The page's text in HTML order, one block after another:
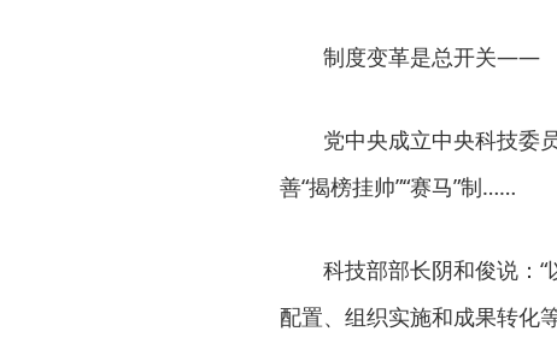
制度变革是总开关——
党中央成立中央科技委员
善“揭榜挂帅”“赛马”制……
科技部部长阴和俊说：“
配置、组织实施和成果转化